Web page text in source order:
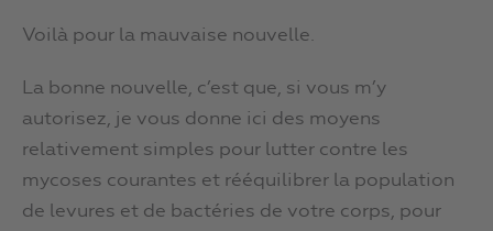
Voilà pour la mauvaise nouvelle.
La bonne nouvelle, c’est que, si vous m’y
autorisez, je vous donne ici des moyens
relativement simples pour lutter contre les
mycoses courantes et rééquilibrer la population
de levures et de bactéries de votre corps, pour